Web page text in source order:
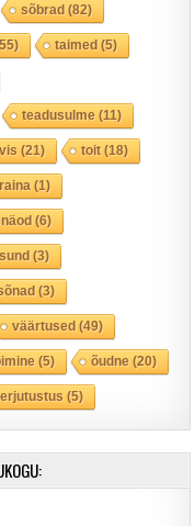
sõbrad(82)
taimed(5)
teadusulme (11)
(21) toit(18)
(1)
(6)
(3)
(3)
väärtused(49)
(5) õudne (20)
(5)